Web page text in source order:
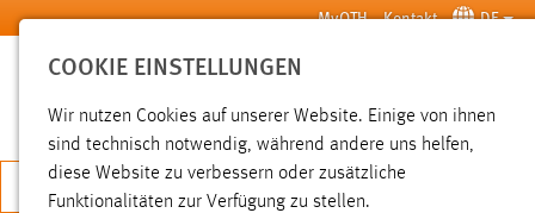
Zum Hauptinhalt springen MyOTH Kontakt DE
SUCHE
JETZT BEWERBEN
COOKIE EINSTELLUNGEN
Wir nutzen Cookies auf unserer Website. Einige von ihnen
sind technisch notwendig, während andere uns helfen,
diese Website zu verbessern oder zusätzliche
Funktionalitäten zur Verfügung zu stellen.